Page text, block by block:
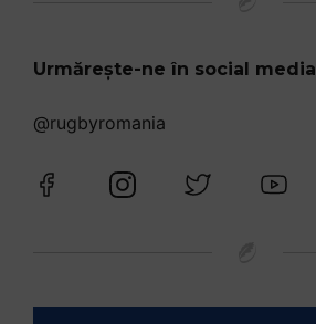
Urmărește-ne în social media
@rugbyromania